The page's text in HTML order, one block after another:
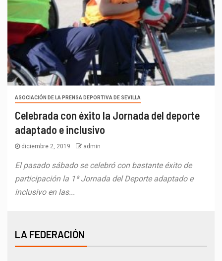
ASOCIACIÓN DE LA PRENSA DEPORTIVA DE SEVILLA
Celebrada con éxito la Jornada del deporte
adaptado e inclusivo
diciembre 2, 2019 admin
El pasado sábado se celebró con bastante éxito de
participación la 1ª Jornada del Deporte adaptado e
inclusivo en las...
LA FEDERACIÓN